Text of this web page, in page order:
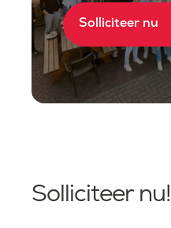
Solliciteer nu
Solliciteer nu!